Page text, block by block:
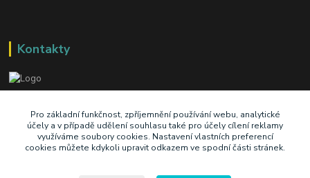
Kontakty
+420 603 345 409
prodej@ik-oil.cz
Pro základní funkčnost, zpříjemnění používání webu, analytické
účely a v případě udělení souhlasu také pro účely cílení reklamy
využíváme soubory cookies. Nastavení vlastních preferencí
cookies můžete kdykoli upravit odkazem ve spodní části stránek.